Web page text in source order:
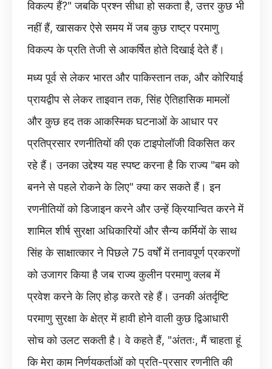
विकल्प हैं?" जबकि प्रश्न सीधा हो सकता है, उत्तर कुछ भी
नहीं हैं, खासकर ऐसे समय में जब कुछ राष्ट्र परमाणु
विकल्प के प्रति तेजी से आकर्षित होते दिखाई देते हैं।
मध्य पूर्व से लेकर भारत और पाकिस्तान तक, और कोरियाई
प्रायद्वीप से लेकर ताइवान तक, सिंह ऐतिहासिक मामलों
और कुछ हद तक आकस्मिक घटनाओं के आधार पर
प्रतिप्रसार रणनीतियों की एक टाइपोलॉजी विकसित कर
रहे हैं। उनका उद्देश्य यह स्पष्ट करना है कि राज्य "बम को
बनने से पहले रोकने के लिए" क्या कर सकते हैं। इन
रणनीतियों को डिजाइन करने और उन्हें क्रियान्वित करने में
शामिल शीर्ष सुरक्षा अधिकारियों और सैन्य कर्मियों के साथ
सिंह के साक्षात्कार ने पिछले 75 वर्षों में तनावपूर्ण प्रकरणों
को उजागर किया है जब राज्य कुलीन परमाणु क्लब में
प्रवेश करने के लिए होड़ करते रहे हैं। उनकी अंतर्दृष्टि
परमाणु सुरक्षा के क्षेत्र में हावी होने वाली कुछ द्विआधारी
सोच को उलट सकती है। वे कहते हैं, "अंततः, मैं चाहता हूं
कि मेरा काम निर्णयकर्ताओं को प्रति-प्रसार रणनीति की